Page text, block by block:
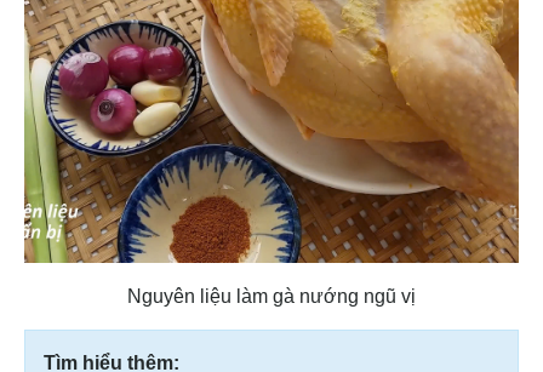
Nguyên liệu làm gà nướng ngũ vị
Tìm hiểu thêm: